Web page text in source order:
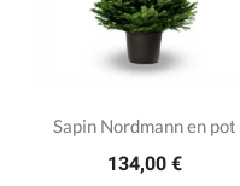
Sapin Nordmann en pot
134,00 €